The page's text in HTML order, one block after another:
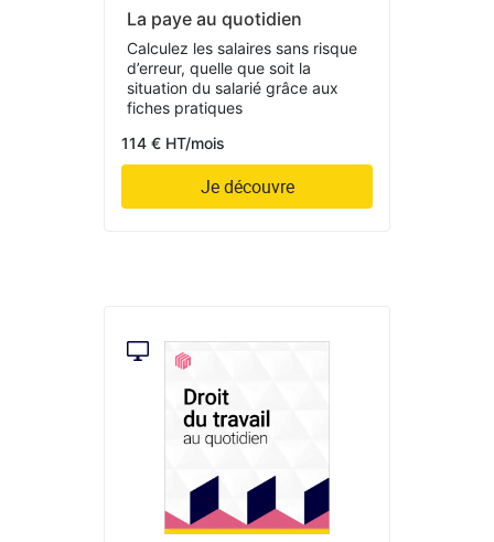
La paye au quotidien
Calculez les salaires sans risque
d’erreur, quelle que soit la
situation du salarié grâce aux
fiches pratiques
114 € HT/mois
Je découvre